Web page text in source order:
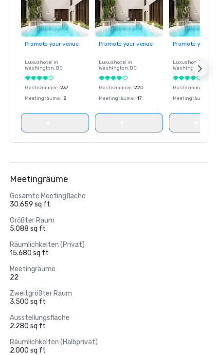
Promote your venue
Luxushotel in
Washington, DC
Gästezimmer: 237
Meetingräume: 8
Promote your venue
Luxushotel in
Washington, DC
Gästezimmer: 220
Meetingräume: 17
Promote your
Luxushotel in
Washington
Gästezimmer
Meetingräume
Meetingräume
Gesamte Meetingfläche
30.659 sq ft
Größter Raum
5.088 sq ft
Räumlichkeiten (Privat)
15.680 sq ft
Meetingräume
22
Zweitgrößter Raum
3.500 sq ft
Ausstellungsfläche
2.280 sq ft
Räumlichkeiten (Halbprivat)
2.000 sq ft